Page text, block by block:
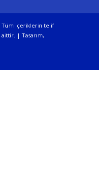
Tüm içeriklerin telif
| Tasarım,